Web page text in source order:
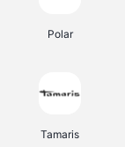
Polar
Tamaris